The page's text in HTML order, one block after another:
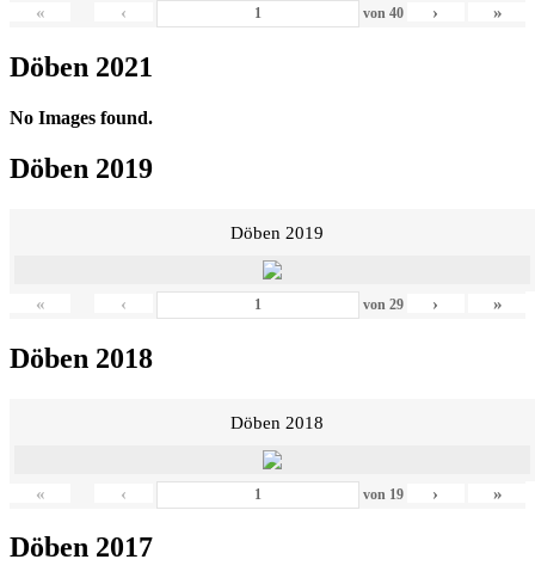
« ‹ von 40 › »
Döben 2021
No Images found.
Döben 2019
Döben 2019
« ‹ von 29 › »
Döben 2018
Döben 2018
« ‹ von 19 › »
Döben 2017